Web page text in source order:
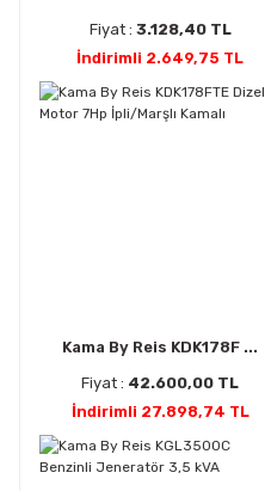
Fiyat : 3.128,40 TL
İndirimli 2.649,75 TL
Kama By Reis KDK178F ...
Fiyat : 42.600,00 TL
İndirimli 27.898,74 TL